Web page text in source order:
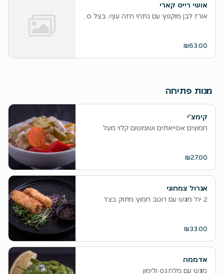
אושי רייס קארי
אורז לבן מוקפץ עם נתחי חזה עוף, בצל סגול, פטריות שמפיניון, גמבה
₪63.00
מנות פתיחה
קימצ'י
חמוצים אסייאתים ושומשום קלוי מעל
₪27.00
אגרול צמחוני
2 יח' מוגש עם רוטב חמוץ מתוק בצד
₪33.00
אדממה
מוגש עם מלח גס ולימון